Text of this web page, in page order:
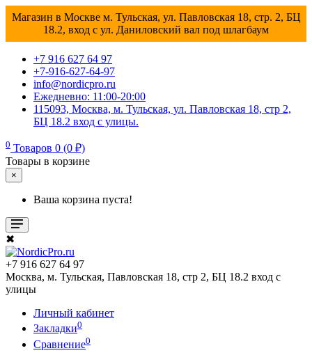
Магазин в Москве м. Тульская, ул. Павловская 18, стр. 2, БЦ
18.2, вход с ул. Даниловский вал под шлагбаум
+7 916 627 64 97
+7-916-627-64-97
info@nordicpro.ru
Ежедневно: 11:00-20:00
115093, Москва, м. Тульская, ул. Павловская 18, стр 2,
БЦ 18.2 вход с улицы.
0 Товаров 0 (0 ₽)
Товары в корзине
×
Ваша корзина пуста!
✖
+7 916 627 64 97
Москва, м. Тульская, Павловская 18, стр 2, БЦ 18.2 вход с
улицы
Личный кабинет
Закладки0
Сравнение0